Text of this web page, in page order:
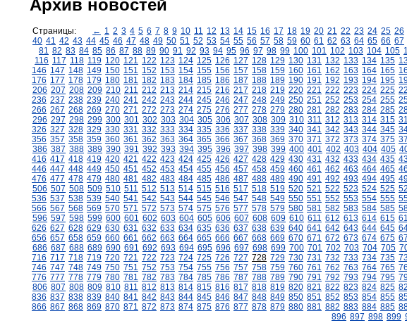
Архив новостей
Страницы: ← 1 2 3 4 5 6 7 8 9 10 11 12 13 14 15 16 17 18 19 20 21 22 23 24 25 26
40 41 42 43 44 45 46 47 48 49 50 51 52 53 54 55 56 57 58 59 60 61 62 63 64 65 66 67
81 82 83 84 85 86 87 88 89 90 91 92 93 94 95 96 97 98 99 100 101 102 103 104 105
116 117 118 119 120 121 122 123 124 125 126 127 128 129 130 131 132 133 134 135
146 147 148 149 150 151 152 153 154 155 156 157 158 159 160 161 162 163 164 165
176 177 178 179 180 181 182 183 184 185 186 187 188 189 190 191 192 193 194 195
206 207 208 209 210 211 212 213 214 215 216 217 218 219 220 221 222 223 224 225
236 237 238 239 240 241 242 243 244 245 246 247 248 249 250 251 252 253 254 255
266 267 268 269 270 271 272 273 274 275 276 277 278 279 280 281 282 283 284 285
296 297 298 299 300 301 302 303 304 305 306 307 308 309 310 311 312 313 314 315
326 327 328 329 330 331 332 333 334 335 336 337 338 339 340 341 342 343 344 345
356 357 358 359 360 361 362 363 364 365 366 367 368 369 370 371 372 373 374 375
386 387 388 389 390 391 392 393 394 395 396 397 398 399 400 401 402 403 404 405
416 417 418 419 420 421 422 423 424 425 426 427 428 429 430 431 432 433 434 435
446 447 448 449 450 451 452 453 454 455 456 457 458 459 460 461 462 463 464 465
476 477 478 479 480 481 482 483 484 485 486 487 488 489 490 491 492 493 494 495
506 507 508 509 510 511 512 513 514 515 516 517 518 519 520 521 522 523 524 525
536 537 538 539 540 541 542 543 544 545 546 547 548 549 550 551 552 553 554 555
566 567 568 569 570 571 572 573 574 575 576 577 578 579 580 581 582 583 584 585
596 597 598 599 600 601 602 603 604 605 606 607 608 609 610 611 612 613 614 615
626 627 628 629 630 631 632 633 634 635 636 637 638 639 640 641 642 643 644 645
656 657 658 659 660 661 662 663 664 665 666 667 668 669 670 671 672 673 674 675
686 687 688 689 690 691 692 693 694 695 696 697 698 699 700 701 702 703 704 705
716 717 718 719 720 721 722 723 724 725 726 727 728 729 730 731 732 733 734 735
746 747 748 749 750 751 752 753 754 755 756 757 758 759 760 761 762 763 764 765
776 777 778 779 780 781 782 783 784 785 786 787 788 789 790 791 792 793 794 795
806 807 808 809 810 811 812 813 814 815 816 817 818 819 820 821 822 823 824 825
836 837 838 839 840 841 842 843 844 845 846 847 848 849 850 851 852 853 854 855
866 867 868 869 870 871 872 873 874 875 876 877 878 879 880 881 882 883 884 885
896 897 898 899